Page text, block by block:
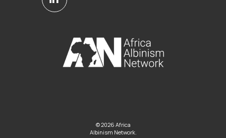
© 2026 Africa
Albinism Network.